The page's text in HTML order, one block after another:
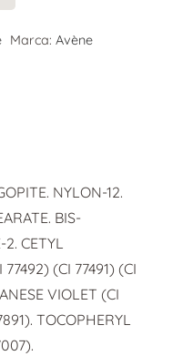
Marca: Avène
NYLON-12.
BIS-
CETYL
(CI 77491) (CI
VIOLET (CI
TOCOPHERYL